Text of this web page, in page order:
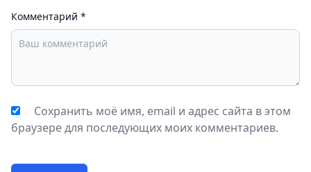
Комментарий *
Сохранить моё имя, email и адрес сайта в этом
браузере для последующих моих комментариев.